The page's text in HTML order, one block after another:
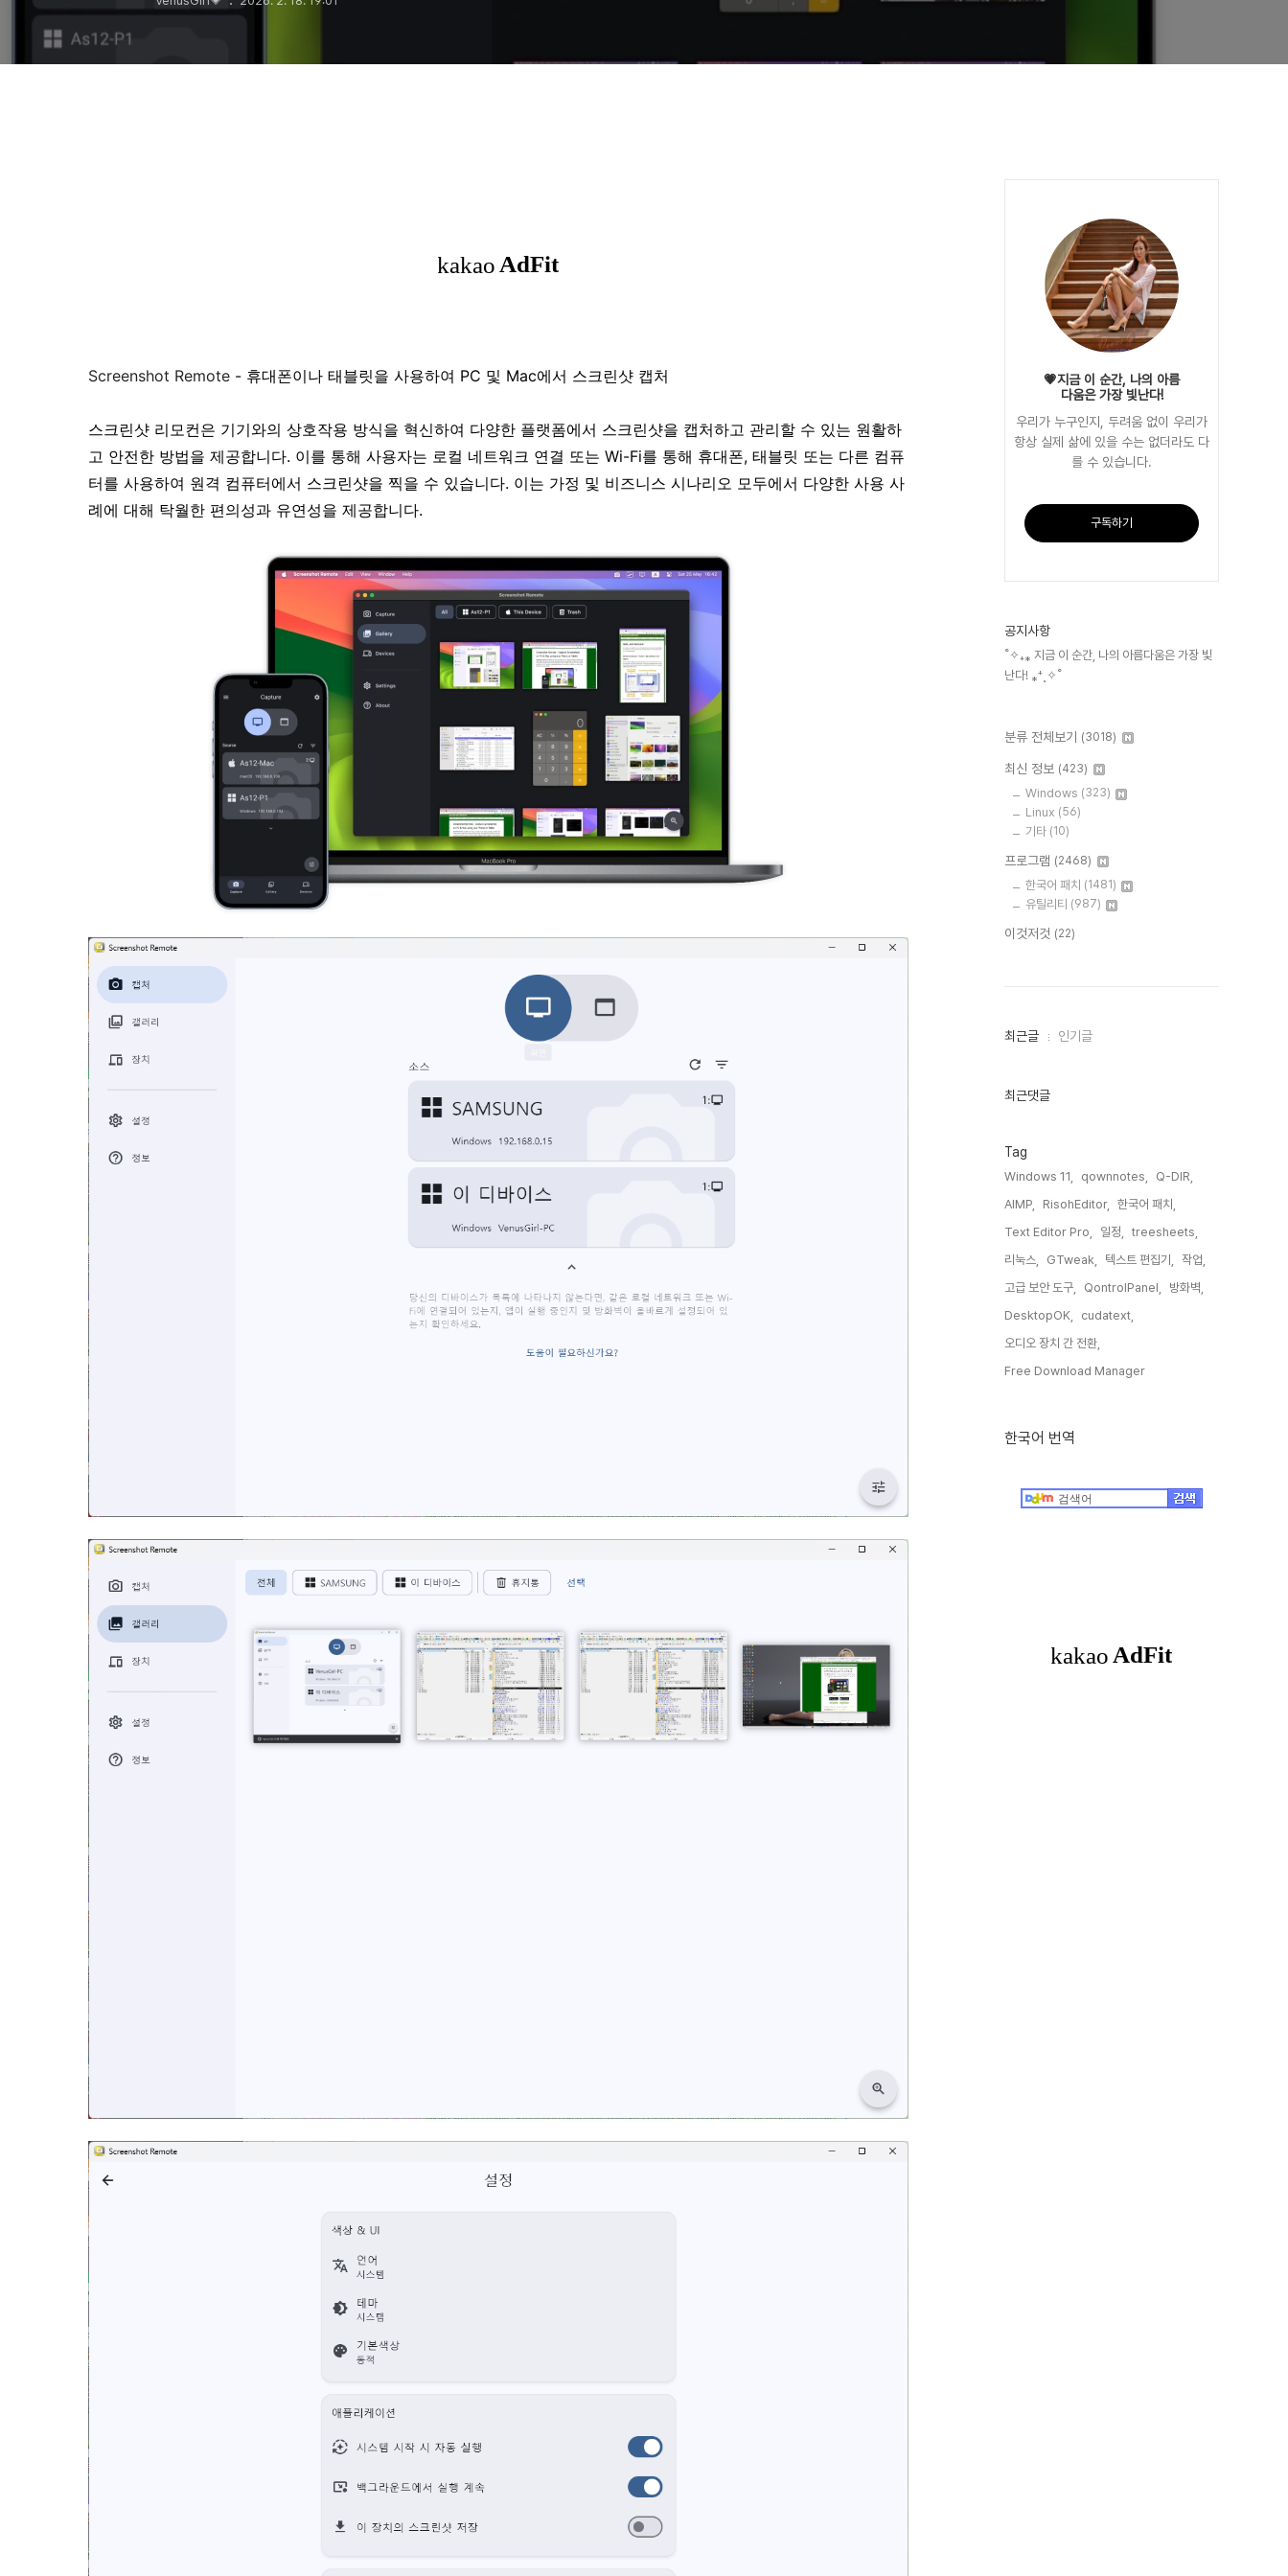
Screenshot Remote - 휴대폰이나 태블릿을 사용하여 PC 및 Mac에서 스크린샷 캡처
스크린샷 리모컨은 기기와의 상호작용 방식을 혁신하여 다양한 플랫폼에서 스크린샷을 캡처하고 관리할 수 있는 원활하
고 안전한 방법을 제공합니다. 이를 통해 사용자는 로컬 네트워크 연결 또는 Wi-Fi를 통해 휴대폰, 태블릿 또는 다른 컴퓨
터를 사용하여 원격 컴퓨터에서 스크린샷을 찍을 수 있습니다. 이는 가정 및 비즈니스 시나리오 모두에서 다양한 사용 사
례에 대해 탁월한 편의성과 유연성을 제공합니다.
💗지금 이 순간, 나의 아름
다움은 가장 빛난다!
우리가 누구인지, 두려움 없이 우리가
항상 실제 삶에 있을 수는 없더라도 다
를 수 있습니다.
구독하기
공지사항
˚✧₊⁎ 지금 이 순간, 나의 아름다움은 가장 빛
난다! ⁎⁺˳✧˚
분류 전체보기 (3018)
최신 정보 (423)
Windows (323)
Linux (56)
기타 (10)
프로그램 (2468)
한국어 패치 (1481)
유틸리티 (987)
이것저것 (22)
최
인
최근글 인기글
최근댓글
Tag
Windows 11, qownnotes,
Q-DIR,
AIMP,
RisohEditor,
한국어 패치,
Text Editor Pro,
일정,
treesheets,
리눅스,
GTweak, 텍스트 편집기,
작업,
고급 보안 도구,
QontrolPanel,
방화벽,
DesktopOK,
cudatext,
오디오 장치 간 전환,
Free Download Manager,
한국어 번역